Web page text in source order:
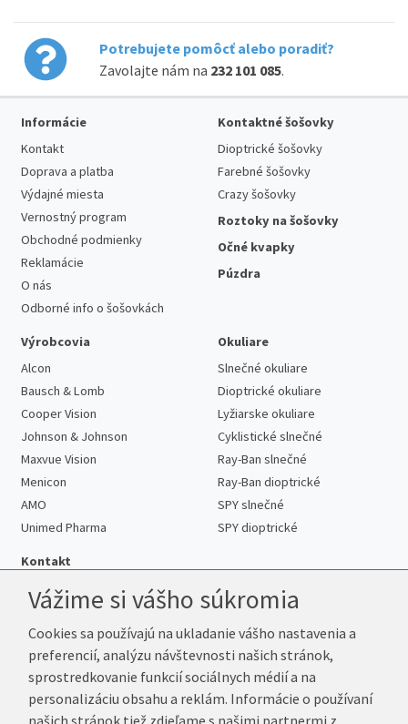
Potrebujete pomôcť alebo poradiť?
Zavolajte nám na 232 101 085.
Informácie
Kontakt
Doprava a platba
Výdajné miesta
Vernostný program
Obchodné podmienky
Reklamácie
O nás
Odborné info o šošovkách
Kontaktné šošovky
Dioptrické šošovky
Farebné šošovky
Crazy šošovky
Roztoky na šošovky
Očné kvapky
Púzdra
Výrobcovia
Alcon
Bausch & Lomb
Cooper Vision
Johnson & Johnson
Maxvue Vision
Menicon
AMO
Unimed Pharma
Okuliare
Slnečné okuliare
Dioptrické okuliare
Lyžiarske okuliare
Cyklistické slnečné
Ray-Ban slnečné
Ray-Ban dioptrické
SPY slnečné
SPY dioptrické
Kontakt
Telefón:+421 222 205 863
E-mail:info@kup-sosovky.sk
Reklamačná adresa
Andrea Votavová
Vážime si vášho súkromia
Cookies sa používajú na ukladanie vášho nastavenia a
preferencií, analýzu návštevnosti našich stránok,
sprostredkovanie funkcií sociálnych médií a na
personalizáciu obsahu a reklám. Informácie o používaní
našich stránok tiež zdieľame s našimi partnermi z